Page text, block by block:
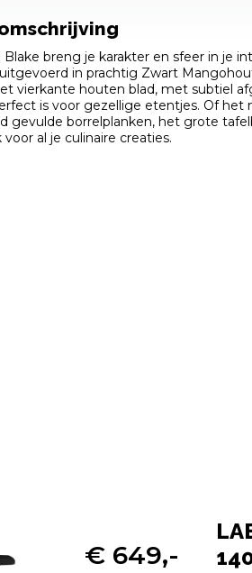
breng je karakter en sfeer in je
in prachtig Zwart
vierkante houten blad, met subtiel
is voor gezellige etentjes. Of het
gevulde borrelplanken, het grote
al je culinaire creaties.
€ 649,-